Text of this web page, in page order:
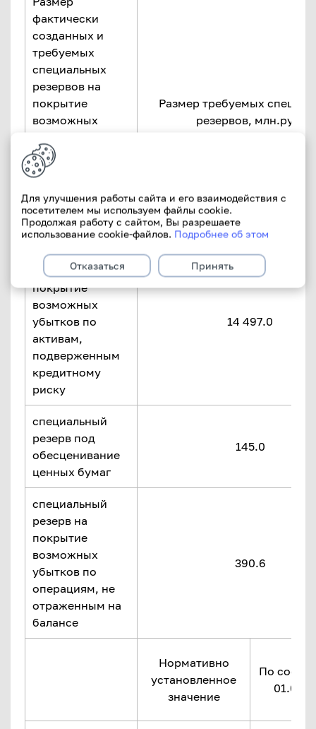
фактически
созданных и
требуемых
специальных
резервов на
покрытие
возможных
активам и
операциям, не
балансе, на 1-е
число месяца
Размер требуемых
резервов, млн.руб.
специальный
резерв на
покрытие
возможных
убытков по
активам,
подверженным
кредитному
риску
14 497.0
специальный
резерв под
обесценивание
ценных бумаг
145.0
специальный
резерв на
покрытие
возможных
убытков по
операциям, не
отраженным на
балансе
390.6
Нормативно
установленное
значение
По
Для улучшения работы сайта и его взаимодействия с
посетителем мы используем файлы cookie.
Продолжая работу с сайтом, Вы разрешаете
использование cookie-файлов. Подробнее об этом
Отказаться Принять